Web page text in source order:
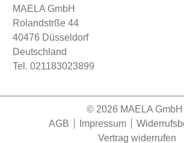
MAELA GmbH
Rolandstrße 44
40476 Düsseldorf
Deutschland
Tel. 021183023899
© 2026 MAELA GmbH
AGB
Impressum
Vertrag widerrufen